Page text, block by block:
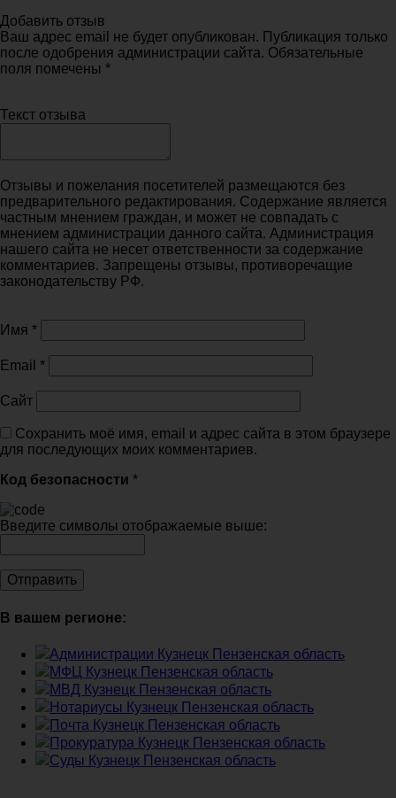
Добавить отзыв
Ваш адрес email не будет опубликован. Публикация только
после одобрения администрации сайта. Обязательные
поля помечены *
Текст отзыва
Отзывы и пожелания посетителей размещаются без
предварительного редактирования. Содержание является
частным мнением граждан, и может не совпадать с
мнением администрации данного сайта. Администрация
нашего сайта не несет ответственности за содержание
комментариев. Запрещены отзывы, противоречащие
законодательству РФ.
Имя *
Email *
Сайт
Сохранить моё имя, email и адрес сайта в этом браузере
для последующих моих комментариев.
Код безопасности *
Введите символы отображаемые выше:
В вашем регионе:
Администрации Кузнецк Пензенская область
МФЦ Кузнецк Пензенская область
МВД Кузнецк Пензенская область
Нотариусы Кузнецк Пензенская область
Почта Кузнецк Пензенская область
Прокуратура Кузнецк Пензенская область
Суды Кузнецк Пензенская область